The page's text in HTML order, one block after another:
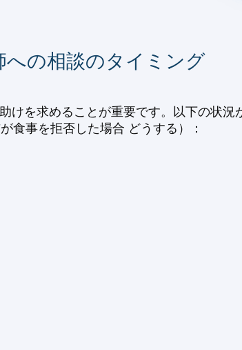
の相談のタイミング
けを求めることが重要です。以下の状
食事を拒否した場合 どうする）：